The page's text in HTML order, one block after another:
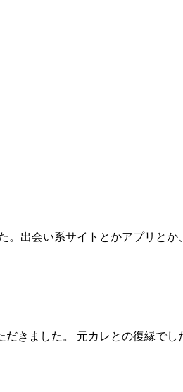
出会い系サイトとかアプリと
きました。 元カレとの復縁で